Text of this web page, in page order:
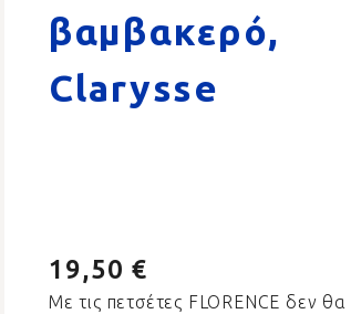
βαμβακερό,
Clarysse
19,50 €
Με τις πετσέτες FLORENCE δεν θα